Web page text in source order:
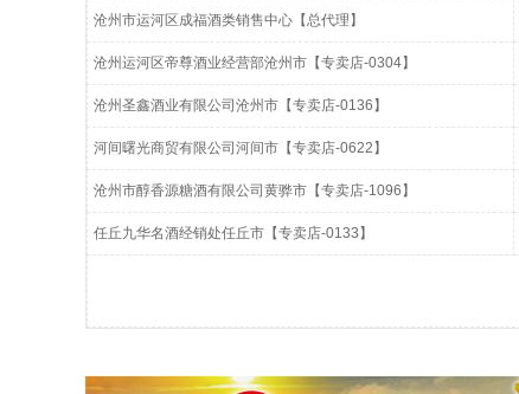
沧州市运河区成福酒类销售中心【总代理】
沧州运河区帝尊酒业经营部沧州市【专卖店-0304】
沧州圣鑫酒业有限公司沧州市【专卖店-0136】
河间曙光商贸有限公司河间市【专卖店-0622】
沧州市醇香源糖酒有限公司黄骅市【专卖店-1096】
任丘九华名酒经销处任丘市【专卖店-0133】